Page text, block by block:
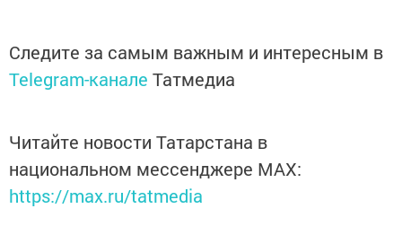
Следите за самым важным и интересным в
Telegram-канале Татмедиа
Читайте новости Татарстана в
национальном мессенджере MАХ:
https://max.ru/tatmedia